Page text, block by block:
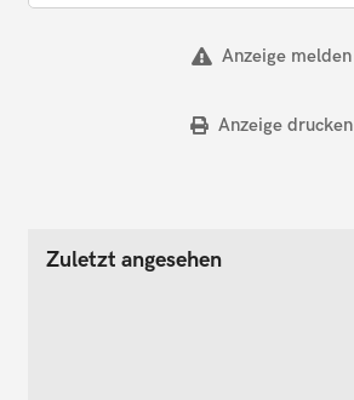
Anzeige melden
Anzeige drucken
Zuletzt angesehen